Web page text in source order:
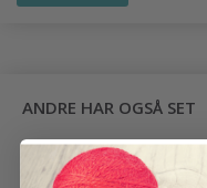
ANDRE HAR OGSÅ SET